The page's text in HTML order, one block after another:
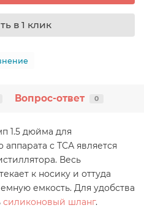
в 1 клик
Вопрос-ответ 0
1.5 дюйма для
с ТСА является
Весь
к носику и оттуда
емкость. Для удобства
силиконовый шланг.